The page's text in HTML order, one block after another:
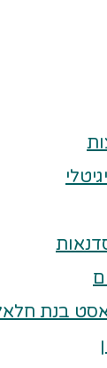
בנת